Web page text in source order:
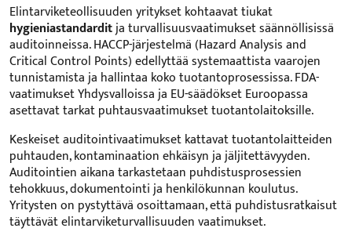
Elintarviketeollisuuden yritykset kohtaavat tiukat
hygieniastandarditja turvallisuusvaatimukset säännöllisissä
auditoinneissa. HACCP-järjestelmä (Hazard Analysis and
Critical Control Points) edellyttää systemaattista vaarojen
tunnistamista ja hallintaa koko tuotantoprosessissa. FDA-
vaatimukset Yhdysvalloissa ja EU-säädökset Euroopassa
asettavat tarkat puhtausvaatimukset tuotantolaitoksille.
Keskeiset auditointivaatimukset kattavat tuotantolaitteiden
puhtauden, kontaminaation ehkäisyn ja jäljitettävyyden.
Auditointien aikana tarkastetaan puhdistusprosessien
tehokkuus, dokumentointi ja henkilökunnan koulutus.
Yritysten on pystyttävä osoittamaan, että puhdistusratkaisut
täyttävät elintarviketurvallisuuden vaatimukset.